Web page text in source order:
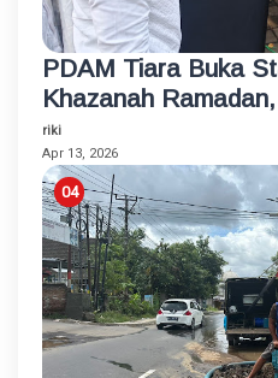
PDAM Tiara Buka
Khazanah
Goreng
riki
Apr 13, 2026